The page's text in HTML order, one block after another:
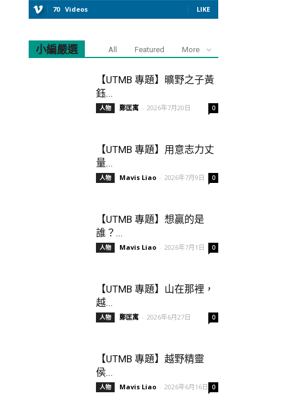
70 Videos LIKE
小編嚴選 All Featured More
【UTMB 專題】曠野之子黃
鈺...
人物 鄭匡寓 - 2026年7月20日 0
【UTMB 專題】用意志力丈
量...
人物 Mavis Liao - 2026年7月9日 0
【UTMB 專題】想贏的是
誰？...
人物 Mavis Liao - 2026年7月1日 0
【UTMB 專題】山在那裡，
越...
人物 鄭匡寓 - 2026年6月27日 0
【UTMB 專題】越野精靈
侯...
人物 Mavis Liao - 2026年6月16日 0